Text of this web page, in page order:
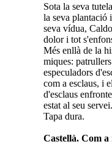
Sota la seva
la seva plantació
seva vídua,
dolor i tot
Més enllà de la
miques:
especuladors
com a esclaus, i
d'esclaus
estat al seu servei.
Tapa dura.
Castellà. Com